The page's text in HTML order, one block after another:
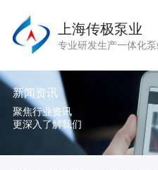
上海传极泵业
专业研发生产一体化
新闻资讯
聚焦行业资讯
更深入了解我们